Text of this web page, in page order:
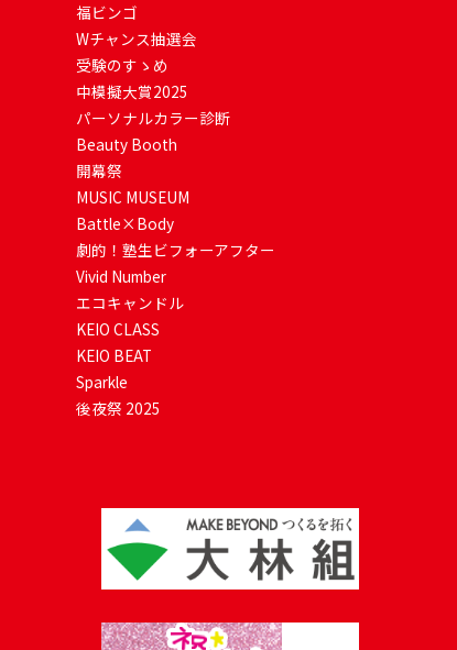
福ビンゴ
Wチャンス抽選会
受験のすゝめ
中模擬大賞2025
パーソナルカラー診断
Beauty Booth
開幕祭
MUSIC MUSEUM
Battle×Body
劇的！塾生ビフォーアフター
Vivid Number
エコキャンドル
KEIO CLASS
KEIO BEAT
Sparkle
後夜祭 2025